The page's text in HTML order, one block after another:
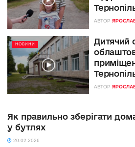
АВТОР
НОВИНИ
Дитячий
АВТОР
Як правильно зберігати
у бутлях
20.02.2026